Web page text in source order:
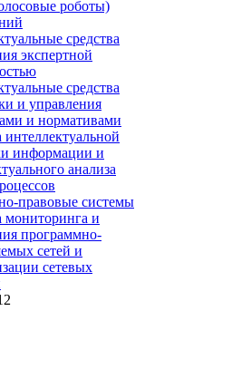
роботы)
средства
экспертной
средства
и управления
и нормативами
интеллектуальной
информации и
анализа
правовые системы
мониторинга и
программно-
сетей и
сетевых